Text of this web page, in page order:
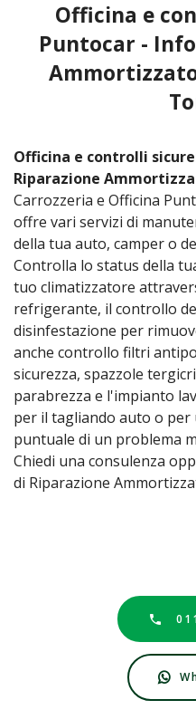
Officina e
Puntocar -
Officina e controlli
Riparazione
Carrozzeria e Officina
offre vari servizi di
della tua auto, camper o
Controlla lo status della
tuo climatizzatore
refrigerante, il controllo
disinfestazione per
anche controllo filtri
sicurezza, spazzole
parabrezza e l'impianto
per il tagliando auto o per
puntuale di un problema
Chiedi una consulenza
di Riparazione